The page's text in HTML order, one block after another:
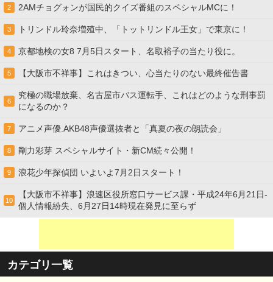
2 2AMチョグォンが国民的クイズ番組のスペシャルMCに！
3 トリンドル玲奈増殖中、「トットリンドル王女」で東京に！
4 京都地検の女8 7月5日スタート、名取裕子の当たり役に。
5 【大阪市不祥事】これはきつい、心当たりのない最終催告書
6
究極の職場放棄、名古屋市バス運転手、これはどのような刑事罰
になるのか？
7 アニメ声優.AKB48声優選抜者と「真夏の夜の朗読会」
8 剛力彩芽 スペシャルサイト・新CM続々公開！
9 浪花少年探偵団 いよいよ7月2日スタート！
10
【大阪市不祥事】浪速区役所窓口サービス課・平成24年6月21日-
個人情報紛失、6月27日14時現在発見に至らず
カテゴリ一覧